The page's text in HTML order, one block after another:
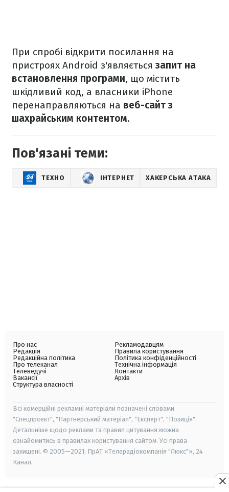
При спробі відкрити посилання на
пристроях Android з'являєтьсязапит на
встановлення програми, що містить
шкідливий код, а власники iPhone
перенаправляються на веб-сайт з
шахрайським контентом.
Пов'язані теми:
ТЕХНО ІНТЕРНЕТ ХАКЕРСЬКА АТАКА
Про нас
Редакція
Редакційна політика
Про телеканал
Телеведучі
Вакансії
Структура власності
Рекламодавцям
Правила користування
Політика конфіденційності
Технічна інформація
Контакти
Архів
Всі комерційні рекламні матеріали позначені словами
"Спецпроєкт", "Партнерський матеріал", "Експерт", "Позиція".
Детальніше щодо реклами та правил цитування можна
ознайомитись в правилах користування сайтом. Усі права
захищені. © 2005—2021, ПрАТ «Телерадіокомпанія "Люкс"», 24
Канал.